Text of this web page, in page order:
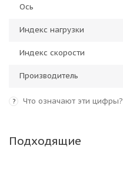
Ось
Индекс нагрузки
Индекс скорости
Производитель
? Что означают эти цифры?
Подходящие